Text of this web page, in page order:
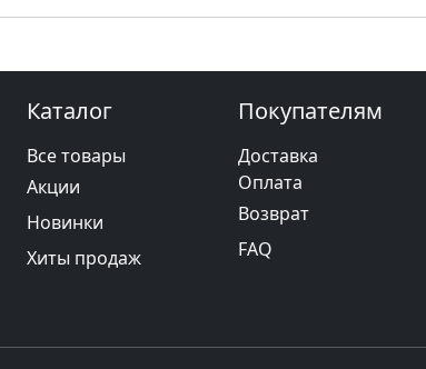
Каталог
Все товары
Акции
Новинки
Хиты продаж
Покупателям
Доставка
Оплата
Возврат
FAQ